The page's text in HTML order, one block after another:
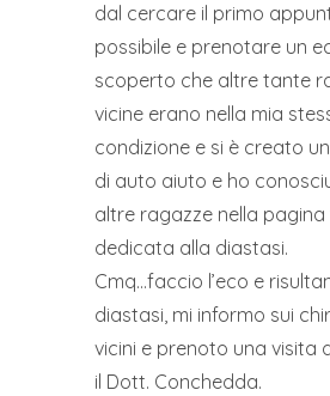
dal cercare il primo
possibile e prenotare un
scoperto che altre tante
vicine erano nella mia
condizione e si è creato
di auto aiuto e ho
altre ragazze nella
dedicata alla diastasi.
Cmq…faccio l’eco e
diastasi, mi informo sui
vicini e prenoto una visita
il Dott. Conchedda.